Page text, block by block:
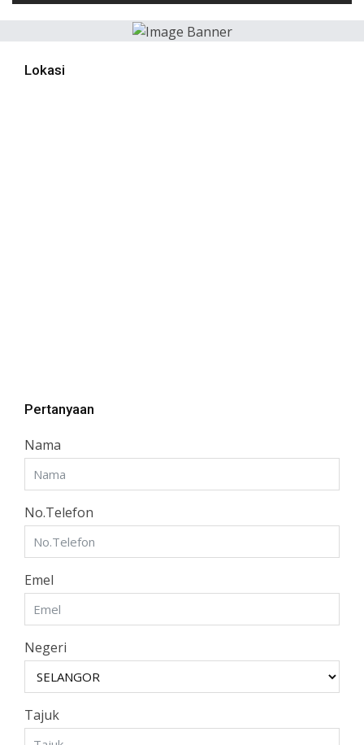
Lokasi
Pertanyaan
Nama
No.Telefon
Emel
Negeri
Tajuk